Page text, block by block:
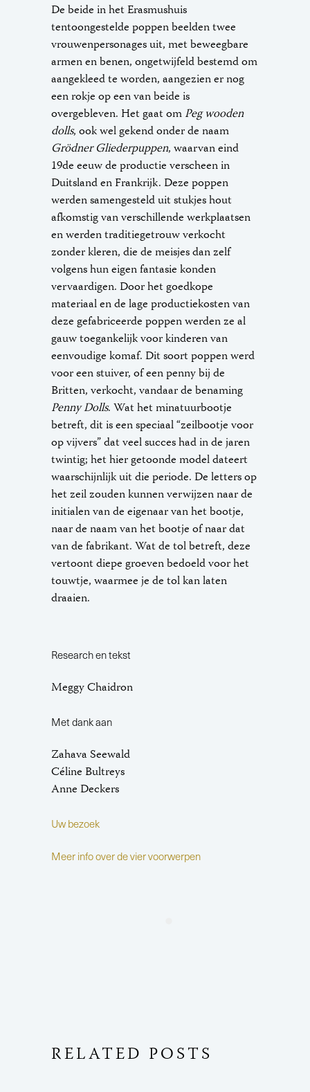
De beide in het Erasmushuis
tentoongestelde poppen beelden twee
vrouwenpersonages uit, met beweegbare
armen en benen, ongetwijfeld bestemd om
aangekleed te worden, aangezien er nog
een rokje op een van beide is
overgebleven. Het gaat omPeg wooden
dolls, ook wel gekend onder de naam
Grödner Gliederpuppen, waarvan eind
19de eeuw de productie verscheen in
Duitsland en Frankrijk. Deze poppen
werden samengesteld uit stukjes hout
afkomstig van verschillende werkplaatsen
en werden traditiegetrouw verkocht
zonder kleren, die de meisjes dan zelf
volgens hun eigen fantasie konden
vervaardigen. Door het goedkope
materiaal en de lage productiekosten van
deze gefabriceerde poppen werden ze al
gauw toegankelijk voor kinderen van
eenvoudige komaf. Dit soort poppen werd
voor een stuiver, of een penny bij de
Britten, verkocht, vandaar de benaming
Penny Dolls. Wat het minatuurbootje
betreft, dit is een speciaal “zeilbootje voor
op vijvers” dat veel succes had in de jaren
twintig; het hier getoonde model dateert
waarschijnlijk uit die periode. De letters op
het zeil zouden kunnen verwijzen naar de
initialen van de eigenaar van het bootje,
naar de naam van het bootje of naar dat
van de fabrikant. Wat de tol betreft, deze
vertoont diepe groeven bedoeld voor het
touwtje, waarmee je de tol kan laten
draaien.
Research en tekst
Meggy Chaidron
Met dank aan
Zahava Seewald
Céline Bultreys
Anne Deckers
Uw bezoek
Meer info over de vier voorwerpen
RELATED POSTS